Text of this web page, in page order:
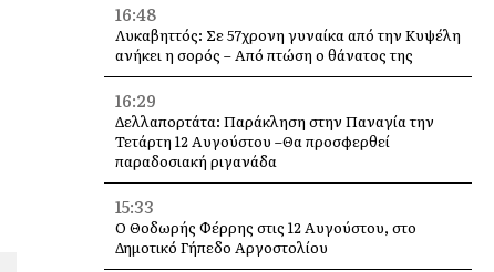
16:48
Λυκαβηττός: Σε 57χρονη γυναίκα από την Κυψέλη
ανήκει η σορός – Από πτώση ο θάνατος της
16:29
Δελλαπορτάτα: Παράκληση στην Παναγία την
Τετάρτη 12 Αυγούστου –Θα προσφερθεί
παραδοσιακή ριγανάδα
15:33
Ο Θοδωρής Φέρρης στις 12 Αυγούστου, στο
Δημοτικό Γήπεδο Αργοστολίου